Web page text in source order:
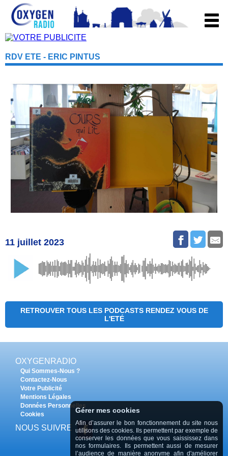
RDV ETE - ERIC PINTUS
11 juillet 2023
RETROUVER TOUS LES PODCASTS RENDEZ VOUS DE
L'ETÉ
OXYGENRADIO
Qui Sommes-Nous ?
Contactez-Nous
Votre Publicité
Mentions Légales
Données Personnelles
Cookies
NOUS SUIVRE
Gérer mes cookies
Afin d’assurer le bon fonctionnement du site nous
utilisons des cookies. Ils permettent par exemple de
conserver les données que vous saississez dans
nos formulaires. Ils permettent aussi de mesurer
l’audience de manière anonyme afin d'améliorer